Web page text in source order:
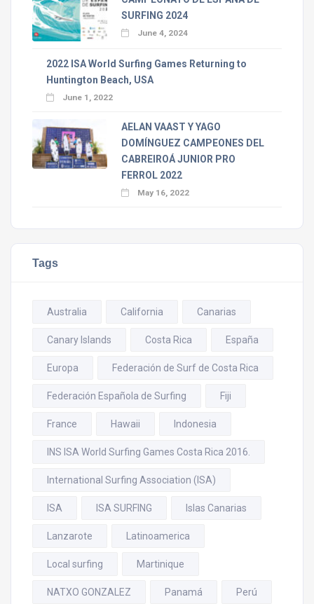
SURFING 2024
June 4, 2024
2022 ISA World Surfing Games Returning to
Huntington Beach, USA
June 1, 2022
AELAN VAAST Y YAGO
DOMÍNGUEZ CAMPEONES DEL
CABREIROÁ JUNIOR PRO
FERROL 2022
May 16, 2022
Tags
Australia California Canarias
Canary Islands Costa Rica España
Europa Federación de Surf de Costa Rica
Federación Española de Surfing Fiji
France Hawaii Indonesia
INS ISA World Surfing Games Costa Rica 2016.
International Surfing Association (ISA)
ISA ISA SURFING Islas Canarias
Lanzarote Latinoamerica
Local surfing Martinique
NATXO GONZALEZ Panamá Perú